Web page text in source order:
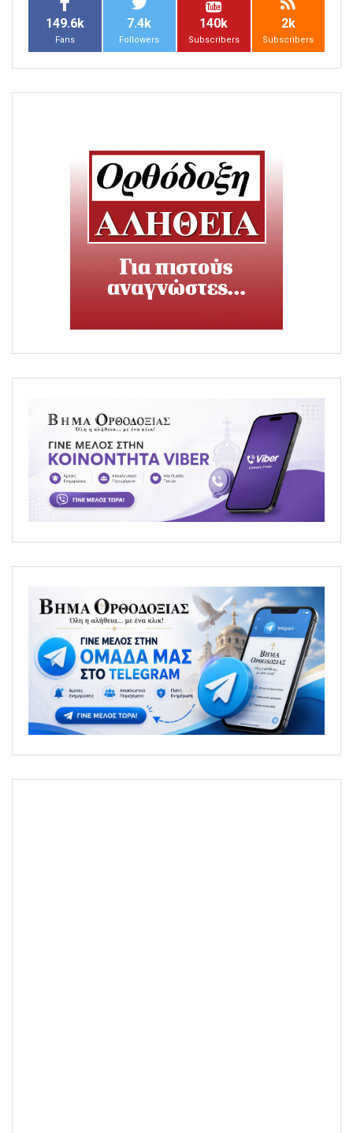
149.6k
Fans
7.4k
Followers
140k
Subscribers
2k
Subscribers